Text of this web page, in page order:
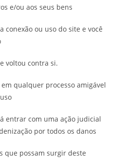
e/ou aos seus bens
conexão ou uso do site e você
voltou contra si.
qualquer processo amigável
entrar com uma ação judicial
por todos os danos
que possam surgir deste